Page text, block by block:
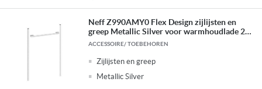
Neff Z990AMY0 Flex Design zijlijsten en
greep Metallic Silver voor warmhoudlade 29
cm + bakoven 60 cm restant
ACCESSOIRE/ TOEBEHOREN
Zijlijsten en greep
Metallic Silver